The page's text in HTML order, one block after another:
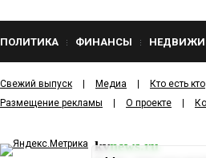
ПОЛИТИКА ФИНАНСЫ
Свежий выпуск Медиа Кто есть кто
Размещение рекламы
О проекте
kvnews.ru